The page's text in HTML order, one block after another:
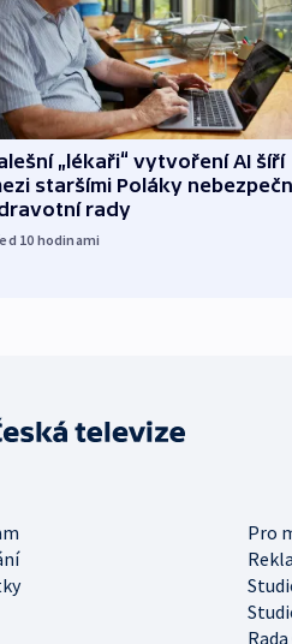
„lékaři“ vytvoření AI šíří
staršími Poláky
rady
10 hodinami
Pro
Rada